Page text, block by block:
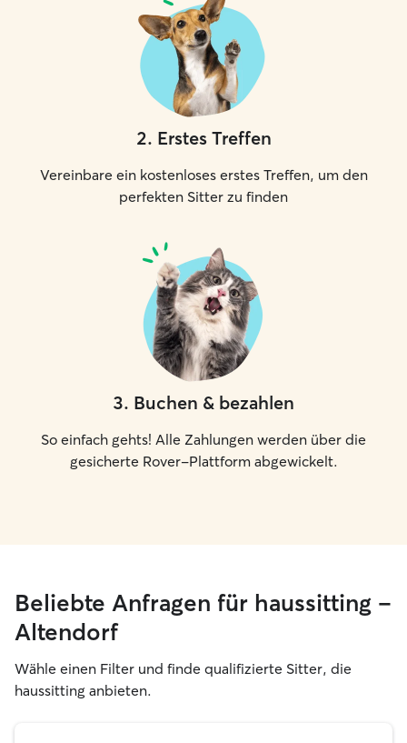
2. Erstes Treffen
Vereinbare ein kostenloses erstes Treffen, um den
perfekten Sitter zu finden
3. Buchen & bezahlen
So einfach gehts! Alle Zahlungen werden über die
gesicherte Rover-Plattform abgewickelt.
Beliebte Anfragen für haussitting –
Altendorf
Wähle einen Filter und finde qualifizierte Sitter, die
haussitting anbieten.